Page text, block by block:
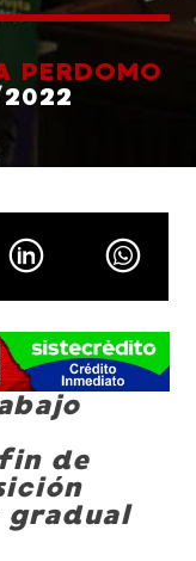
PERDOMO
de
gradual